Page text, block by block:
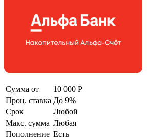
Сумма от
10 000 Р
Проц. ставка До 9%
Срок
Любой
Макс. сумма Любая
Пополнение Есть